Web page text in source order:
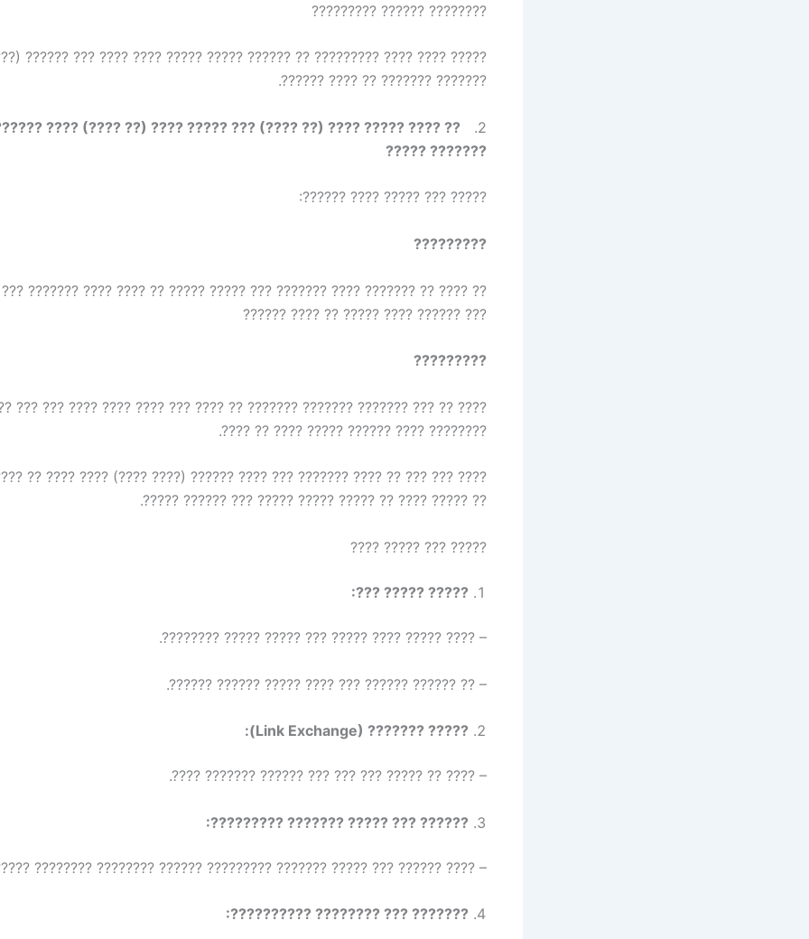
???????? ?????? ?????????
???? ????????? ?? ?????? ????? ????? ???? ???? ??? ?????? (???? ??????)
??????? ??????? ?? ???? ??????.
2.
???? (?? ????) ??? ????? ???? (?? ????) ???? ???????? ????
??????? ?????
????? ??? ????? ???? ??????:
?????????
??????? ???? ??????? ??? ????? ????? ?? ???? ???? ??????? ??? ??? ?????
??? ?????? ???? ????? ?? ???? ??????
?????????
??? ??????? ??????? ??????? ?? ???? ??? ???? ???? ???? ??? ??? ?? ????
???????? ???? ?????? ????? ???? ?? ????.
?? ???? ??????? ??? ???? ?????? (???? ????) ???? ???? ?? ???? ??? ?????
?? ????? ???? ?? ????? ????? ????? ??? ?????? ?????.
????? ??? ????? ????
????? ????? ???:
– ???? ????? ???? ????? ??? ????? ????? ????????.
– ?? ?????? ?????? ??? ???? ????? ?????? ??????.
????? ??????? (Link Exchange):
– ???? ?? ????? ??? ??? ??? ?????? ??????? ????.
?????? ??? ????? ??????? ?????????:
??? ????? ??????? ????????? ?????? ???????? ???????? ??????????.
??????? ??? ???????? ??????????: